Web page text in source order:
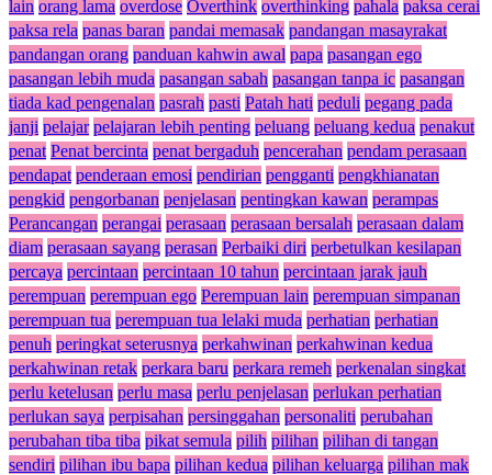
lain orang lama overdose Overthink overthinking pahala paksa cerai
paksa rela panas baran pandai memasak pandangan masayrakat
pandangan orang panduan kahwin awal papa pasangan ego
pasangan lebih muda pasangan sabah pasangan tanpa ic pasangan
tiada kad pengenalan pasrah pasti Patah hati peduli pegang pada
janji pelajar pelajaran lebih penting peluang peluang kedua penakut
penat Penat bercinta penat bergaduh pencerahan pendam perasaan
pendapat penderaan emosi pendirian pengganti pengkhianatan
pengkid pengorbanan penjelasan pentingkan kawan perampas
Perancangan perangai perasaan perasaan bersalah perasaan dalam
diam perasaan sayang perasan Perbaiki diri perbetulkan kesilapan
percaya percintaan percintaan 10 tahun percintaan jarak jauh
perempuan perempuan ego Perempuan lain perempuan simpanan
perempuan tua perempuan tua lelaki muda perhatian perhatian
penuh peringkat seterusnya perkahwinan perkahwinan kedua
perkahwinan retak perkara baru perkara remeh perkenalan singkat
perlu ketelusan perlu masa perlu penjelasan perlukan perhatian
perlukan saya perpisahan persinggahan personaliti perubahan
perubahan tiba tiba pikat semula pilih pilihan pilihan di tangan
sendiri pilihan ibu bapa pilihan kedua pilihan keluarga pilihan mak